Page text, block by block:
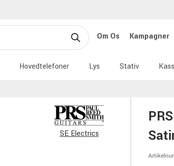
Om Os Kampagner
Hovedtelefoner Lys Stativ
SE Electrics